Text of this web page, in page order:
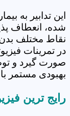
این تدابیر به
شده، انعطاف
نقاط مختلف بدن
در تمرینات
صورت گیرد و
بهبودی مستمر
رایج ترین